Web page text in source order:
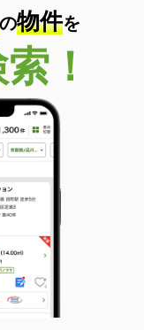
物件を
！